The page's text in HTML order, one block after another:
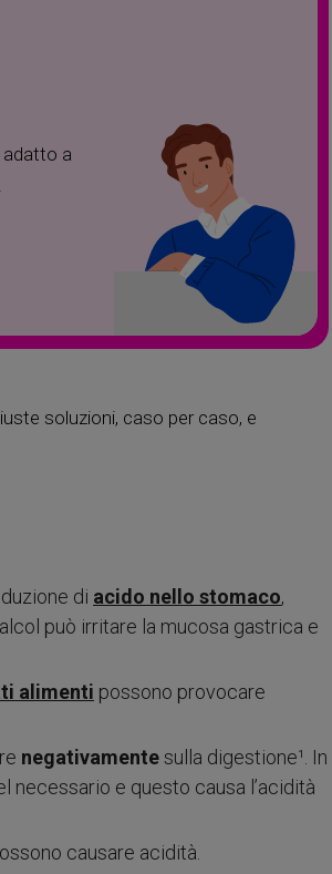
a
soluzioni, caso per caso, e
di acido nello stomaco,
può irritare la mucosa gastrica e
alimenti possono provocare
negativamentesulla digestione¹. In
e questo causa l’acidità
causare acidità.